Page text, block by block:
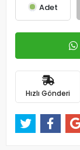
Adet
Hızlı Gönderi